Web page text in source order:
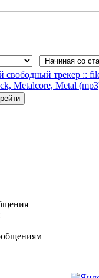
трекер ::
Metalcore, Metal